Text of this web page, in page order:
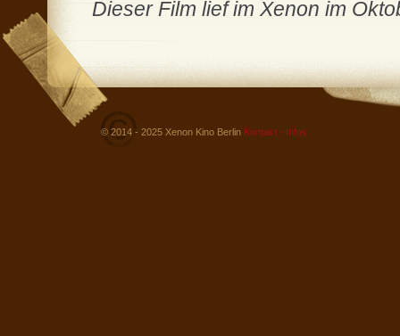
Dieser Film lief im Xenon im
© 2014 - 2025 Xenon Kino Berlin Kontakt - Infos